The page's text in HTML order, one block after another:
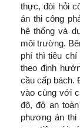
thực, đòi hỏi
án thi công
hệ thống và
môi trường.
phí thì tiêu chí
theo định
cầu cấp bách.
vào cùng với
độ, độ an
phương án